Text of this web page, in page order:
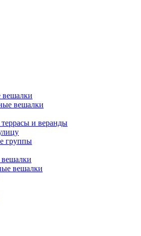
вешалки
вешалки
и веранды
группы
вешалки